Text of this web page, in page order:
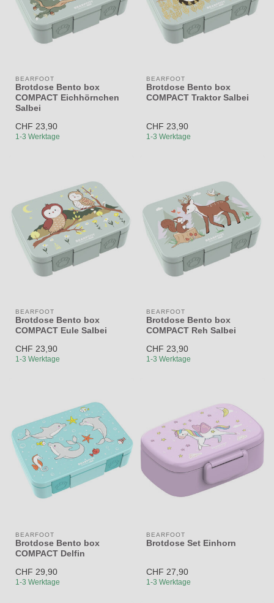
BEARFOOT
Brotdose Bento box
COMPACT Eichhörnchen
Salbei
CHF 23,90
1-3 Werktage
BEARFOOT
Brotdose Bento box
COMPACT Traktor Salbei
CHF 23,90
1-3 Werktage
BEARFOOT
Brotdose Bento box
COMPACT Eule Salbei
CHF 23,90
1-3 Werktage
BEARFOOT
Brotdose Bento box
COMPACT Reh Salbei
CHF 23,90
1-3 Werktage
BEARFOOT
Brotdose Bento box
COMPACT Delfin
CHF 29,90
1-3 Werktage
BEARFOOT
Brotdose Set Einhorn
CHF 27,90
1-3 Werktage